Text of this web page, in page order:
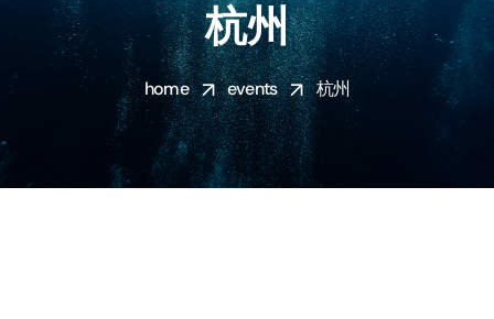
杭州
home events 杭州